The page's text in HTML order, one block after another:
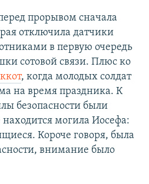
прорывом сначала
отключила датчики
в первую очередь
сотовой связи. Плюс ко
, когда молодых солдат
на время праздника. К
безопасности были
могила Иосефа:
Короче говоря, была
внимание было